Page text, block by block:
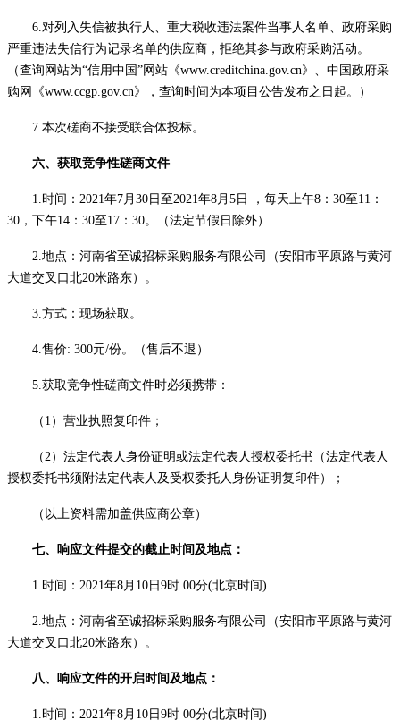
6.对列入失信被执行人、重大税收违法案件当事人名单、政府采购
严重违法失信行为记录名单的供应商，拒绝其参与政府采购活动。
（查询网站为“信用中国”网站《www.creditchina.gov.cn》、中国政府采
购网《www.ccgp.gov.cn》，查询时间为本项目公告发布之日起。）
7.本次磋商不接受联合体投标。
六、获取竞争性磋商文件
1.时间：2021年7月 30 日至2021年8月 5 日 ，每天上午8：30至11：
30，下午14：30至17：30。（法定节假日除外）
2.地点：河南省至诚招标采购服务有限公司（安阳市平原路与黄河
大道交叉口北20米路东）。
3.方式：现场获取。
4.售价: 300元/份。（售后不退）
5.获取竞争性磋商文件时必须携带：
（ 1）营业执照复印件；
（2）法定代表人身份证明或法定代表人授权委托书（法定代表人
授权委托书须附法定代表人及受权委托人身份证明复印件）；
（以上资料需加盖供应商公章）
七、响应文件提交的截止时间及地点：
1.时间 ： 2021年8月 10 日 9时 00分(北京时间)
2.地点 ：河南省至诚招标采购服务有限公司（安阳市平原路与黄河
大道交叉口北20米路东）。
八、响应文件的开启时间及地点：
1.时间 ： 2021年8月 10 日 9时 00分(北京时间)